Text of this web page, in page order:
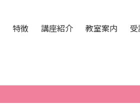
特徴 講座紹介 教室案内